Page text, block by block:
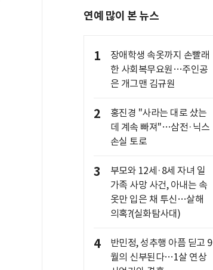
연예 많이 본 뉴스
1
장애학생 속옷까지 손빨래
한 사회복무요원…주인공
은 개그맨 김규원
2
홍진경 "사라는 대로 샀는
데 계속 빠져"…삼전·닉스
손실 토로
3
부모와 12세·8세 자녀 일
가족 사망 사건, 아내는 속
옷만 입은 채 투신…살해
의혹?(실화탐사대)
4
반민정, 성추행 아픔 딛고 9
월의 신부된다…1살 연상